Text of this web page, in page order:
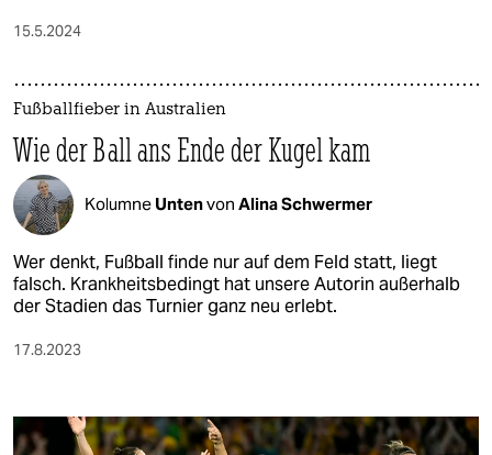
15.5.2024
Fußballfieber in Australien
Wie der Ball ans Ende der Kugel kam
Kolumne Untenvon Alina Schwermer
Wer denkt, Fußball finde nur auf dem Feld statt, liegt
falsch. Krankheitsbedingt hat unsere Autorin außerhalb
der Stadien das Turnier ganz neu erlebt.
17.8.2023